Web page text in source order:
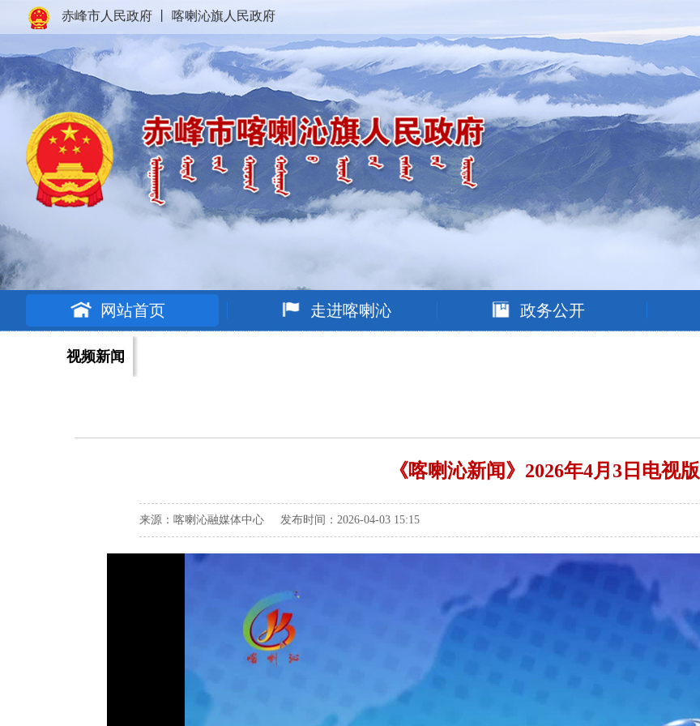
赤峰市人民政府 喀喇沁旗人民政府
网站首页 走进喀喇沁 政务公开
视频新闻
《喀喇沁新闻》2026年4月3日电视版
来源：喀喇沁融媒体中心 发布时间：2026-04-03 15:15